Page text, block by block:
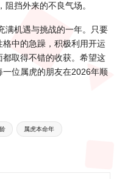
挡外来的不良气场。
满机遇与挑战的一年。只要
中的急躁，积极利用开运
取得不错的收获。希望这
位属虎的朋友在2026年顺
属虎本命年